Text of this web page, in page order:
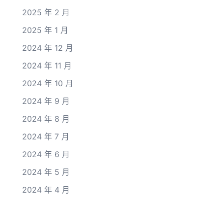
2025 年 2 月
2025 年 1 月
2024 年 12 月
2024 年 11 月
2024 年 10 月
2024 年 9 月
2024 年 8 月
2024 年 7 月
2024 年 6 月
2024 年 5 月
2024 年 4 月